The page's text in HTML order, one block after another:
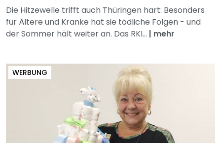
Die Hitzewelle trifft auch Thüringen hart: Besonders
für Ältere und Kranke hat sie tödliche Folgen - und
der Sommer hält weiter an. Das RKI... | mehr
WERBUNG